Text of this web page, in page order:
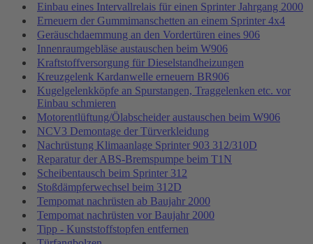
Einbau eines Intervallrelais für einen Sprinter Jahrgang 2000
Erneuern der Gummimanschetten an einem Sprinter 4x4
Geräuschdaemmung an den Vordertüren eines 906
Innenraumgebläse austauschen beim W906
Kraftstoffversorgung für Dieselstandheizungen
Kreuzgelenk Kardanwelle erneuern BR906
Kugelgelenkköpfe an Spurstangen, Traggelenken etc. vor
Einbau schmieren
Motorentlüftung/Ölabscheider austauschen beim W906
NCV3 Demontage der Türverkleidung
Nachrüstung Klimaanlage Sprinter 903 312/310D
Reparatur der ABS-Bremspumpe beim T1N
Scheibentausch beim Sprinter 312
Stoßdämpferwechsel beim 312D
Tempomat nachrüsten ab Baujahr 2000
Tempomat nachrüsten vor Baujahr 2000
Tipp - Kunststoffstopfen entfernen